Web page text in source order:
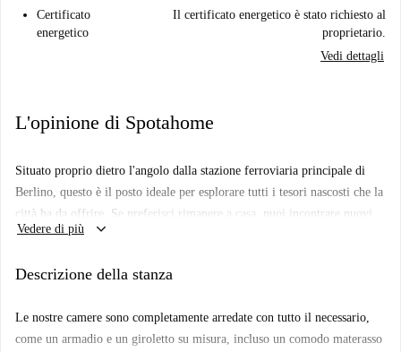
Certificato
energetico
Il certificato energetico è stato richiesto al
proprietario.
Vedi dettagli
L'opinione di Spotahome
Situato proprio dietro l'angolo dalla stazione ferroviaria principale di
Berlino, questo è il posto ideale per esplorare tutti i tesori nascosti che la
città ha da offrire. Se preferisci rimanere a casa, puoi incontrare nuovi
amici guardando documentari nella nostra sala cinema o lavorare un po'
in tranquillità, puoi farlo nel nostro bar nascosto – sssssh, ti diremo dove
La cucina è completamente attrezzata per qualsiasi aspirante chef voglia
Vedere di più keyboard_arrow_down
Descrizione della stanza
Le nostre camere sono completamente arredate con tutto il necessario,
come un armadio e un giroletto su misura, incluso un comodo materasso